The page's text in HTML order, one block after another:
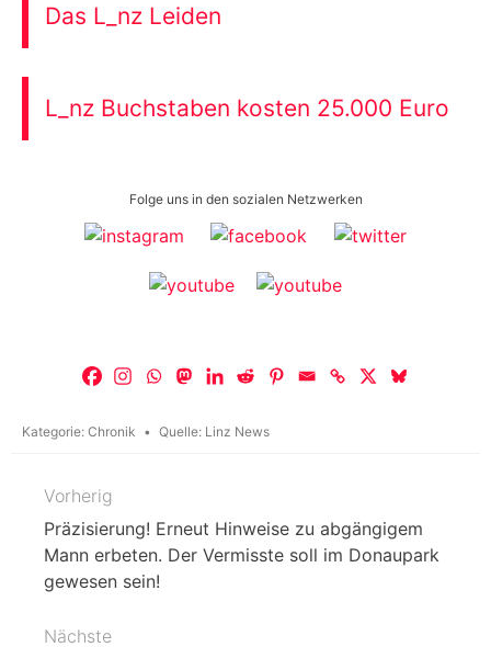
Das L_nz Leiden
L_nz Buchstaben kosten 25.000 Euro
Folge uns in den sozialen Netzwerken
Kategorie: Chronik Quelle: Linz News
Beitragsnavigation
Vorherig
Präzisierung! Erneut Hinweise zu abgängigem
Mann erbeten. Der Vermisste soll im Donaupark
gewesen sein!
Nächste